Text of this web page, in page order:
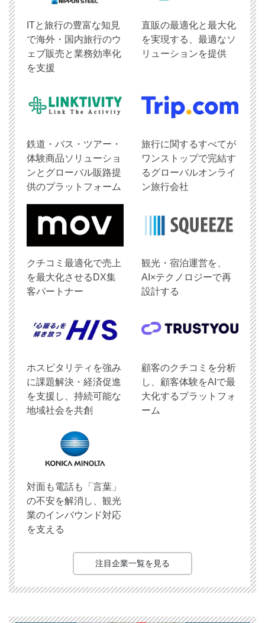
ITと旅行の豊富な知見
で海外・国内旅行のウ
ェブ販売と業務効率化
を支援
直販の最適化と最大化
を実現する、最適なソ
リューションを提供
鉄道・バス・ツアー・
体験商品ソリューショ
ンとグローバル販路提
供のプラットフォーム
旅行に関するすべてが
ワンストップで完結す
るグローバルオンライ
ン旅行会社
クチコミ最適化で売上
を最大化させるDX集
客パートナー
観光・宿泊運営を、
AI×テクノロジーで再
設計する
ホスピタリティを強み
に課題解決・経済促進
を支援し、持続可能な
地域社会を共創
顧客のクチコミを分析
し、顧客体験をAIで最
大化するプラットフォ
ーム
対面も電話も「言葉」
の不安を解消し、観光
業のインバウンド対応
を支える
注目企業一覧を見る